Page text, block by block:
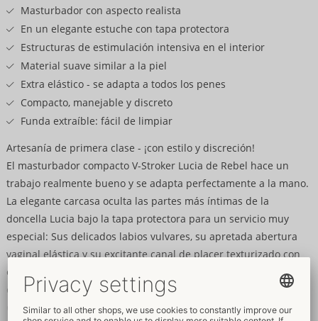
producto
Masturbador con aspecto realista
En un elegante estuche con tapa protectora
Estructuras de estimulación intensiva en el interior
Material suave similar a la piel
Extra elástico - se adapta a todos los penes
Compacto, manejable y discreto
Funda extraíble: fácil de limpiar
Artesanía de primera clase - ¡con estilo y discreción!
El masturbador compacto V-Stroker Lucia de Rebel hace un
trabajo realmente bueno y se adapta perfectamente a la mano.
La elegante carcasa oculta las partes más íntimas de la
doncella Lucia bajo la tapa protectora para un servicio muy
especial: Sus delicados labios vulvares, su apretada abertura
vaginal elástica y su excitante canal de placer texturizado con
estrías y protuberancias. El material suave, similar a la piel,
ofrece una sensacional sensación real, para el máximo placer
durante una paja.